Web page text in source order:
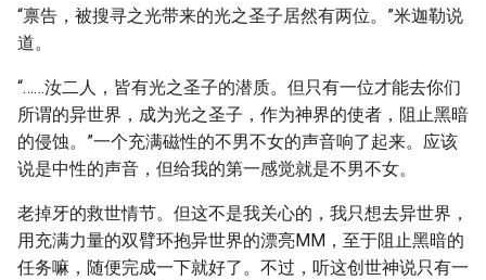
“禀告，被搜寻之光带来的光之圣子居然有两位。”米迦勒说
道。
“……汝二人，皆有光之圣子的潜质。但只有一位才能去你们
所谓的异世界，成为光之圣子，作为神界的使者，阻止黑暗
的侵蚀。”一个充满磁性的不男不女的声音响了起来。应该
说是中性的声音，但给我的第一感觉就是不男不女。
老掉牙的救世情节。但这不是我关心的，我只想去异世界，
用充满力量的双臂环抱异世界的漂亮MM，至于阻止黑暗的
任务嘛，随便完成一下就好了。不过，听这创世神说只有一